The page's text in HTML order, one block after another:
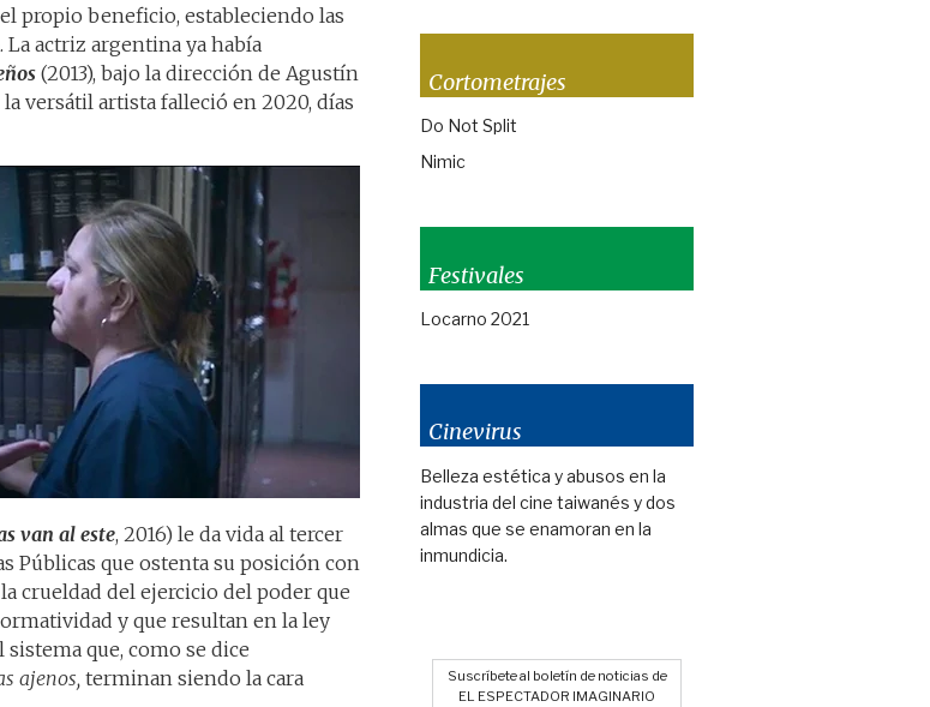
propio beneficio, estableciendo las
La actriz argentina ya había
(2013), bajo la dirección de Agustín
versátil artista falleció en 2020, días
van al este, 2016) le da vida al tercer
Públicas que ostenta su posición con
crueldad del ejercicio del poder que
y que resultan en la ley
que, como se dice
ajenos, terminan siendo la cara
Cortometrajes
Do Not Split
Nimic
Festivales
Locarno 2021
Cinevirus
Belleza estética y abusos en la
industria del cine taiwanés y dos
almas que se enamoran en la
inmundicia.
Suscríbete al boletín de noticias de
EL ESPECTADOR IMAGINARIO